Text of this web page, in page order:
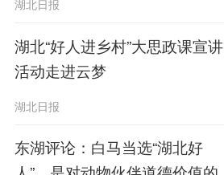
湖北日报
湖北“好人进乡村”大思政课宣讲
活动走进云梦
湖北日报
东湖评论：白马当选“湖北好